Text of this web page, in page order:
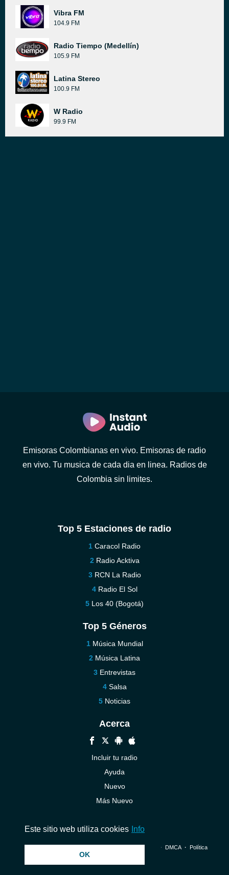
Vibra FM
104.9 FM
Radio Tiempo (Medellín)
105.9 FM
Latina Stereo
100.9 FM
W Radio
99.9 FM
Emisoras Colombianas en vivo. Emisoras de radio
en vivo. Tu musica de cada dia en linea. Radios de
Colombia sin limites.
Top 5 Estaciones de radio
Caracol Radio
Radio Acktiva
RCN La Radio
Radio El Sol
Los 40 (Bogotá)
Top 5 Géneros
Música Mundial
Música Latina
Entrevistas
Salsa
Noticias
Acerca
Incluir tu radio
Ayuda
Nuevo
Más Nuevo
© 2026 InstantAudio. Reservados todos los derechos. ・ DMCA・ Política
Este sitio web utiliza cookies Info
OK